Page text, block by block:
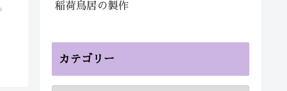
稲荷鳥居の製作
カテゴリー